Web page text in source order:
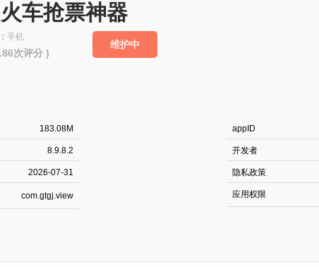
车抢票神器
手机
次评分 )
维护中
183.08M appID
8.9.8.2 开发者
2026-07-31 隐私政策
com.gtgj.view 应用权限